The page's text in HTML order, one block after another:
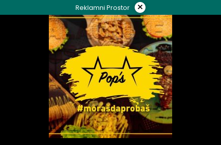
to
Reklamni Prostor ×